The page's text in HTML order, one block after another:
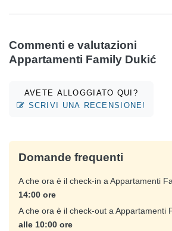
Commenti e valutazioni
Appartamenti Family Dukić
AVETE ALLOGGIATO QUI?
SCRIVI UNA RECENSIONE!
Domande frequenti
A che ora è il check-in a Appartamenti
14:00 ore
A che ora è il check-out a Appartamenti
alle 10:00 ore